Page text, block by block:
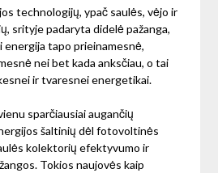
technologijų, ypač saulės, vėjo ir
srityje padaryta didelė pažanga,
tapo prieinamesnė,
nei bet kada anksčiau, o tai
ir tvaresnei energetikai.
sparčiausiai augančių
šaltinių dėl fotovoltinės
kolektorių efektyvumo ir
Tokios naujovės kaip